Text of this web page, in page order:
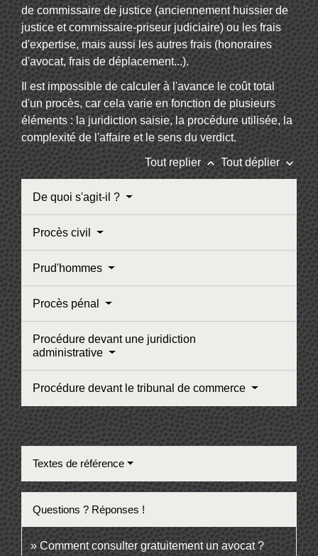
de commissaire de justice (anciennement huissier de
justice et commissaire-priseur judiciaire) ou les frais
d'expertise, mais aussi les autres frais (honoraires
d'avocat, frais de déplacement...).
Il est impossible de calculer à l'avance le coût total
d'un procès, car cela varie en fonction de plusieurs
éléments : la juridiction saisie, la procédure utilisée, la
complexité de l'affaire et le sens du verdict.
Tout replierkeyboard_arrow_up Tout déplierkeyboard_arrow_down
De quoi s'agit-il ?
Procès civil
Prud'hommes
Procès pénal
Procédure devant une juridiction
administrative
Procédure devant le tribunal de commerce
Textes de référence
Questions ? Réponses !
Comment consulter gratuitement un avocat ?